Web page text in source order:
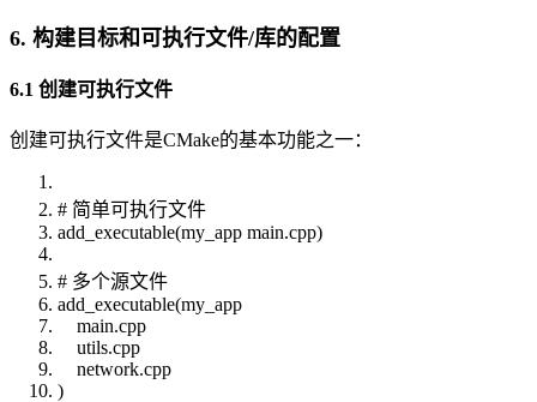
6. 构建目标和可执行文件/库的配置
6.1 创建可执行文件
创建可执行文件是CMake的基本功能之一：
# 简单可执行文件
add_executable(my_app main.cpp)
# 多个源文件
add_executable(my_app
main.cpp
utils.cpp
network.cpp
)